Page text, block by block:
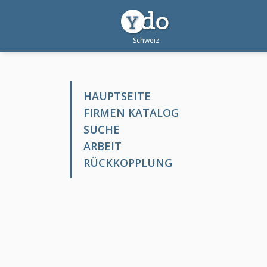
HAUPTSEITE
FIRMEN KATALOG
SUCHE
ARBEIT
RÜCKKOPPLUNG